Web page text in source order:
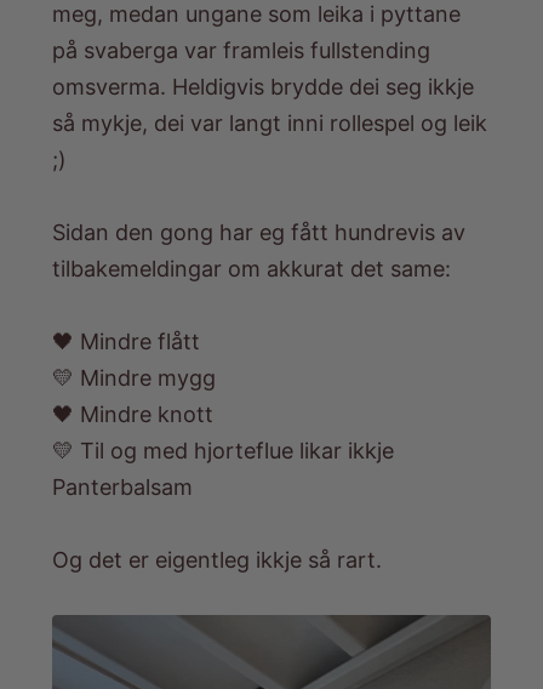
meg, medan ungane som leika i pyttane
på svaberga var framleis fullstending
omsverma. Heldigvis brydde dei seg ikkje
så mykje, dei var langt inni rollespel og leik
;)
Sidan den gong har eg fått hundrevis av
tilbakemeldingar om akkurat det same:
🖤 Mindre flått
💛 Mindre mygg
🖤 Mindre knott
💛 Til og med hjorteflue likar ikkje
Panterbalsam
Og det er eigentleg ikkje så rart.